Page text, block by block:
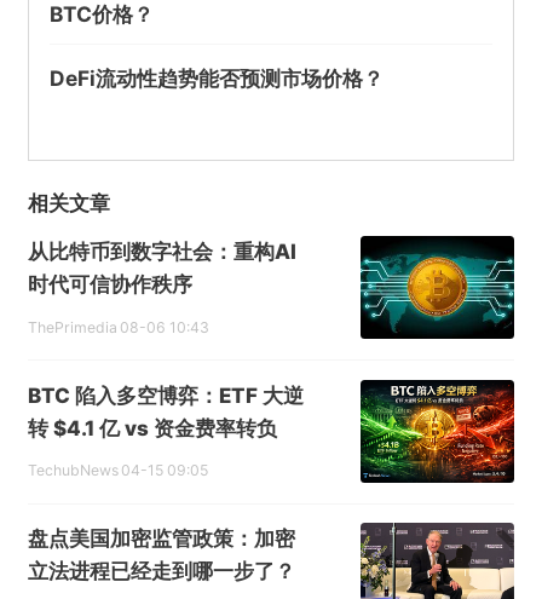
BTC价格？
DeFi流动性趋势能否预测市场价格？
相关文章
从比特币到数字社会：重构AI
时代可信协作秩序
ThePrimedia 08-06 10:43
BTC 陷入多空博弈：ETF 大逆
转 $4.1 亿 vs 资金费率转负
TechubNews 04-15 09:05
盘点美国加密监管政策：加密
立法进程已经走到哪一步了？